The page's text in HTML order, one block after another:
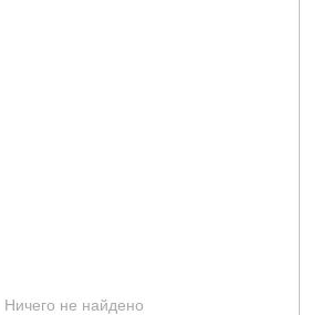
Ничего не найдено